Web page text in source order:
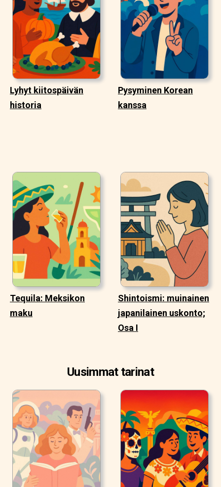
Lyhyt kiitospäivän
historia
Pysyminen Korean
kanssa
Tequila: Meksikon
maku
Shintoismi: muinainen
japanilainen uskonto;
Osa I
Uusimmat tarinat